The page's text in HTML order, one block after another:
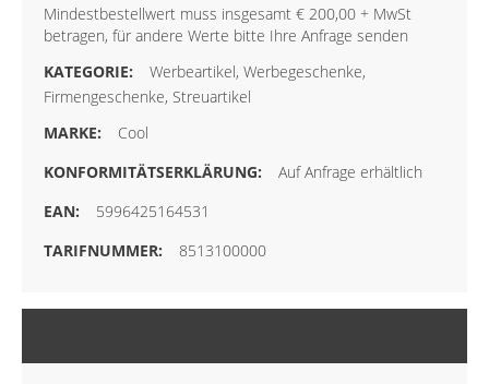
Mindestbestellwert muss insgesamt € 200,00 + MwSt
betragen, für andere Werte bitte Ihre Anfrage senden
Werbeartikel, Werbegeschenke,
Firmengeschenke, Streuartikel
Cool
Auf Anfrage erhältlich
5996425164531
8513100000